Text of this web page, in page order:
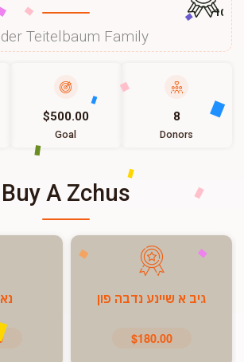
Teitelbaum Family
104
$500.00
Goal
8
Donors
Buy A Zchus
גיב א שיינע נדבה פון
$180.00